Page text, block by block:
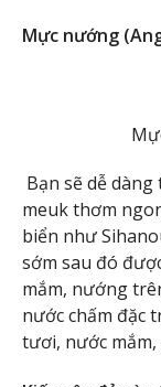
Mực nướng
Bạn sẽ dễ
meuk thơm
biển như
sớm sau đó
mắm, nướng
nước chấm đặc
tươi, nước